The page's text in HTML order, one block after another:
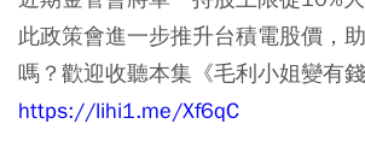
此政策會進一步推升台積電股價，
嗎？歡迎收聽本集《毛利小姐變有錢
https://lihi1.me/Xf6qC